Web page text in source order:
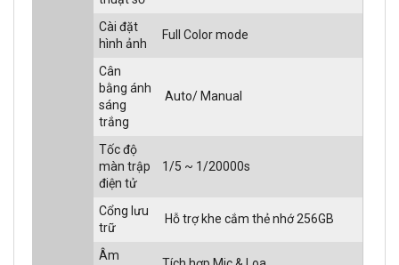
Cài đặt
hình ảnh
Full Color mode
Cân
bằng ánh
sáng
trắng
Auto/ Manual
Tốc độ
màn trập
điện tử
1/5 ~ 1/20000s
Cổng lưu
trữ
Hỗ trợ khe cắm thẻ nhớ 256GB
Âm